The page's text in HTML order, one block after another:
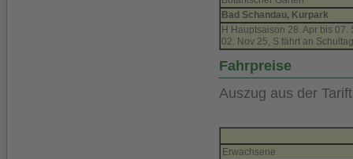
Bad Schandau, Kurpark
H Hauptsaison 28. Apr bis
02. Nov 25, S fährt an
Fahrpreise
Auszug aus der
Erwachsene